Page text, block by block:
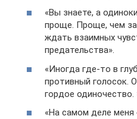
«Вы знаете, а
проще. Проще, чем
ждать взаимных
предательства».
«Иногда где-то в
противный голосок.
гордое
«На самом деле